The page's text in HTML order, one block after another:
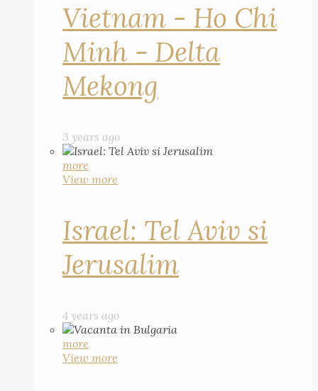
Vietnam - Ho Chi
Minh - Delta
Mekong
3 years ago
more
View more
Israel: Tel Aviv si
Jerusalim
4 years ago
more
View more